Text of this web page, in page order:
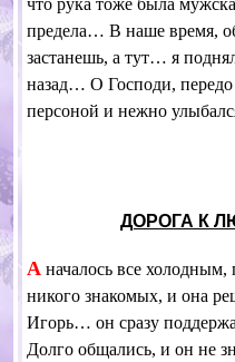
что рука тоже была
предела… В наше время,
застанешь, а тут… я
назад… О Господи,
персоной и нежно
ДОРОГА К
А началось все
никого знакомых, и она
Игорь… он сразу
Долго общались, и он не